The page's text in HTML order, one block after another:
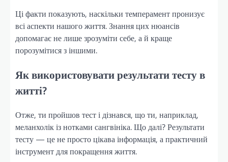
Ці факти показують, наскільки темперамент пронизує
всі аспекти нашого життя. Знання цих нюансів
допомагає не лише зрозуміти себе, а й краще
порозумітися з іншими.
Як використовувати результати тесту в
житті?
Отже, ти пройшов тест і дізнався, що ти, наприклад,
меланхолік із нотками сангвініка. Що далі? Результати
тесту — це не просто цікава інформація, а практичний
інструмент для покращення життя.